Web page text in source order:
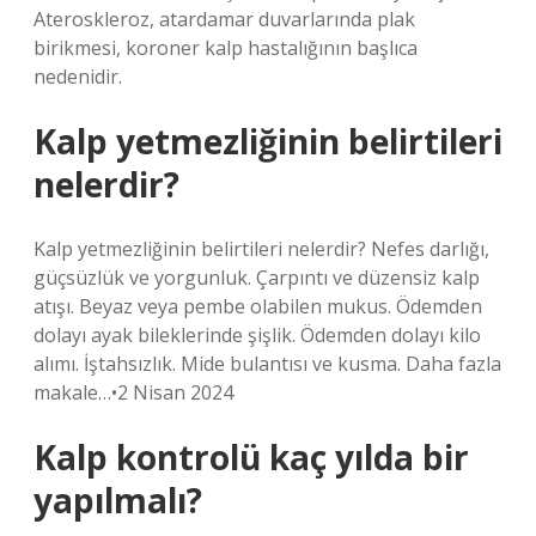
Ateroskleroz, atardamar duvarlarında plak
birikmesi, koroner kalp hastalığının başlıca
nedenidir.
Kalp yetmezliğinin belirtileri
nelerdir?
Kalp yetmezliğinin belirtileri nelerdir? Nefes darlığı,
güçsüzlük ve yorgunluk. Çarpıntı ve düzensiz kalp
atışı. Beyaz veya pembe olabilen mukus. Ödemden
dolayı ayak bileklerinde şişlik. Ödemden dolayı kilo
alımı. İştahsızlık. Mide bulantısı ve kusma. Daha fazla
makale…•2 Nisan 2024
Kalp kontrolü kaç yılda bir
yapılmalı?